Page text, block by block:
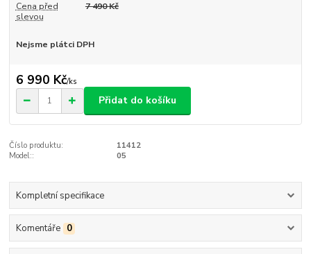
Cena před
slevou
7 490 Kč
Nejsme plátci DPH
6 990 Kč/ks
Přidat do košíku
Číslo produktu:
11412
Model::
05
Kompletní specifikace
Komentáře 0